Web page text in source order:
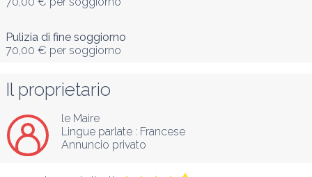
Pulizia di fine soggiorno
70,00 € per soggiorno
Il proprietario
le Maire
Lingue parlate : Francese
Annuncio privato